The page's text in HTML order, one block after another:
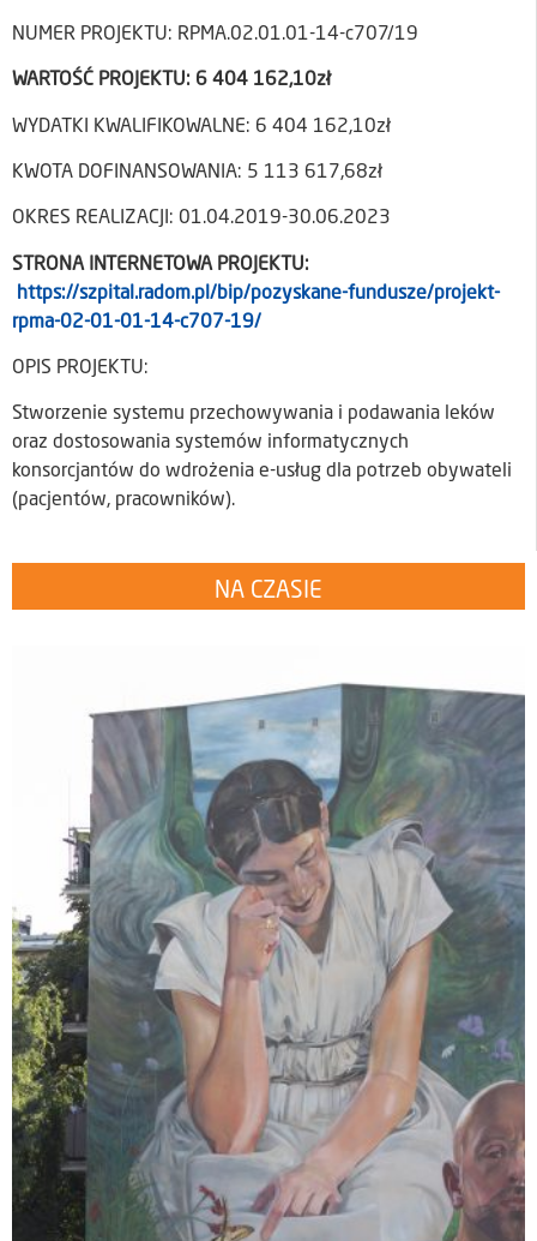
NUMER PROJEKTU: RPMA.02.01.01-14-c707/19
WARTOŚĆ PROJEKTU: 6 404 162,10zł
WYDATKI KWALIFIKOWALNE: 6 404 162,10zł
KWOTA DOFINANSOWANIA: 5 113 617,68zł
OKRES REALIZACJI: 01.04.2019-30.06.2023
STRONA INTERNETOWA PROJEKTU:
https://szpital.radom.pl/bip/pozyskane-fundusze/projekt-
rpma-02-01-01-14-c707-19/
OPIS PROJEKTU:
Stworzenie systemu przechowywania i podawania leków
oraz dostosowania systemów informatycznych
konsorcjantów do wdrożenia e-usług dla potrzeb obywateli
(pacjentów, pracowników).
NA CZASIE